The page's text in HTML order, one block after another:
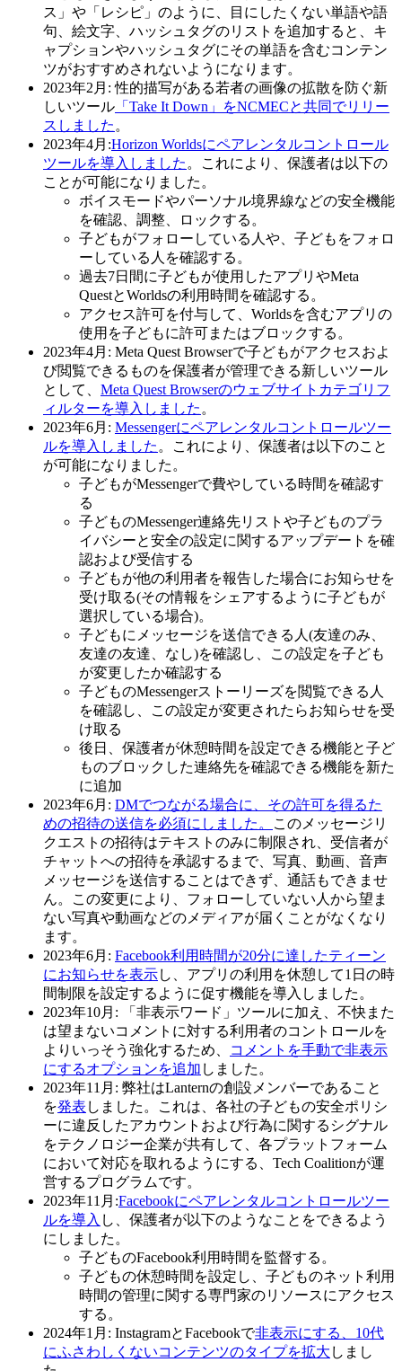
ス」や「レシピ」のように、目にしたくない単語や語
句、絵文字、ハッシュタグのリストを追加すると、キ
ャプションやハッシュタグにその単語を含むコンテン
ツがおすすめされないようになります。
2023年2月 : 性的描写がある若者の画像の拡散を防ぐ新
しいツール 「Take It Down」をNCMECと共同でリリー
スしました 。
2023年4月:Horizon Worldsにペアレンタルコントロール
ツールを導入しました 。これにより、保護者は以下の
ことが可能になりました。
ボイスモードやパーソナル境界線などの安全機能
を確認、調整、ロックする。
子どもがフォローしている人や、子どもをフォロ
ーしている人を確認する。
過去7日間に子どもが使用したアプリやMeta
QuestとWorldsの利用時間を確認する。
アクセス許可を付与して、Worldsを含むアプリの
使用を子どもに許可またはブロックする。
2023年4月: Meta Quest Browserで子どもがアクセスおよ
び閲覧できるものを保護者が管理できる新しいツール
として、 Meta Quest Browserのウェブサイトカテゴリフ
ィルターを導入しました 。
2023年6月 : Messengerにペアレンタルコントロールツー
ルを導入しました 。これにより、保護者は以下のこと
が可能になりました。
子どもがMessengerで費やしている時間を確認す
る
子どものMessenger連絡先リストや子どものプラ
イバシーと安全の設定に関するアップデートを確
認および受信する
子どもが他の利用者を報告した場合にお知らせを
受け取る(その情報をシェアするように子どもが
選択している場合)。
子どもにメッセージを送信できる人(友達のみ、
友達の友達、なし)を確認し、この設定を子ども
が変更したか確認する
子どものMessengerストーリーズを閲覧できる人
を確認し、この設定が変更されたらお知らせを受
け取る
後日、保護者が休憩時間を設定できる機能と子ど
ものブロックした連絡先を確認できる機能を新た
に追加
2023年6月 : DMでつながる場合に、その許可を得るた
めの招待の送信を必須にしました。
このメッセージリ
クエストの招待はテキストのみに制限され、受信者が
チャットへの招待を承認するまで、写真、動画、音声
メッセージを送信することはできず、通話もできませ
ん。この変更により、フォローしていない人から望ま
ない写真や動画などのメディアが届くことがなくなり
ます。
2023年6月 : Facebook利用時間が20分に達したティーン
にお知らせを表示し、アプリの利用を休憩して1日の時
間制限を設定するように促す機能を導入しました。
2023年10月 : 「非表示ワード」ツールに加え、不快また
は望まないコメントに対する利用者のコントロールを
よりいっそう強化するため、
コメントを手動で非表示
にするオプションを追加 しました。
2023年11月: 弊社はLanternの創設メンバーであること
を発表 しました。これは、各社の子どもの安全ポリシ
ーに違反したアカウントおよび行為に関するシグナル
をテクノロジー企業が共有して、各プラットフォーム
において対応を取れるようにする、Tech Coalitionが運
営するプログラムです。
2023年11月:Facebookにペアレンタルコントロールツー
ルを導入 し、保護者が以下のようなことをできるよう
にしました。
子どものFacebook利用時間を監督する。
子どもの休憩時間を設定し、子どものネット利用
時間の管理に関する専門家のリソースにアクセス
する。
2024年1月: InstagramとFacebookで非表示にする、10代
にふさわしくないコンテンツのタイプを拡大 しまし